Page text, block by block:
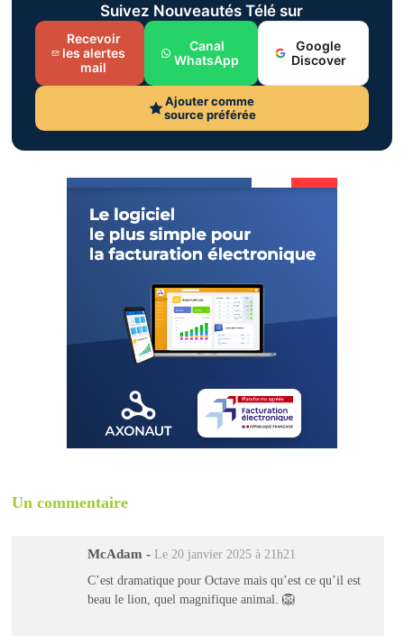
Suivez Nouveautés Télé sur
Recevoir
les alertes
mail
Canal
WhatsApp
Google
Discover
Ajouter comme
source préférée
Un commentaire
McAdam - Le 20 janvier 2025 à 21h21
C’est dramatique pour Octave mais qu’est ce qu’il est
beau le lion, quel magnifique animal. 🦁